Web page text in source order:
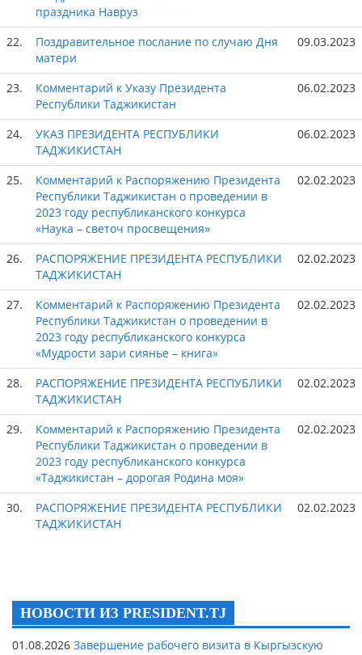
праздника Навруз
22.
Поздравительное послание по случаю Дня
матери
09.03.2023
23.
Комментарий к Указу Президента
Республики Таджикистан
06.02.2023
24.
УКАЗ ПРЕЗИДЕНТА РЕСПУБЛИКИ
ТАДЖИКИСТАН
06.02.2023
25.
Комментарий к Распоряжению Президента
Республики Таджикистан о проведении в
2023 году республиканского конкурса
«Наука – светоч просвещения»
02.02.2023
26.
РАСПОРЯЖЕНИЕ ПРЕЗИДЕНТА РЕСПУБЛИКИ
ТАДЖИКИСТАН
02.02.2023
27.
Комментарий к Распоряжению Президента
Республики Таджикистан о проведении в
2023 году республиканского конкурса
«Мудрости зари сиянье – книга»
02.02.2023
28.
РАСПОРЯЖЕНИЕ ПРЕЗИДЕНТА РЕСПУБЛИКИ
ТАДЖИКИСТАН
02.02.2023
29.
Комментарий к Распоряжению Президента
Республики Таджикистан о проведении в
2023 году республиканского конкурса
«Таджикистан – дорогая Родина моя»
02.02.2023
30.
РАСПОРЯЖЕНИЕ ПРЕЗИДЕНТА РЕСПУБЛИКИ
ТАДЖИКИСТАН
02.02.2023
НОВОСТИ ИЗ PRESIDENT.TJ
01.08.2026 Завершение рабочего визита в Кыргызскую